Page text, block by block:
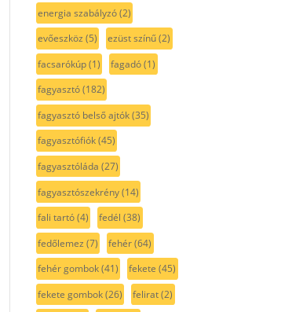
energia szabályzó(2)
evőeszköz (5) ezüst színű(2)
facsarókúp(1) fagadó(1)
fagyasztó(182)
fagyasztó belső ajtók(35)
fagyasztófiók(45)
fagyasztóláda (27)
fagyasztószekrény(14)
fali tartó(4) fedél (38)
fedőlemez (7) fehér(64)
fehér gombok(41) fekete (45)
fekete gombok(26) felirat(2)